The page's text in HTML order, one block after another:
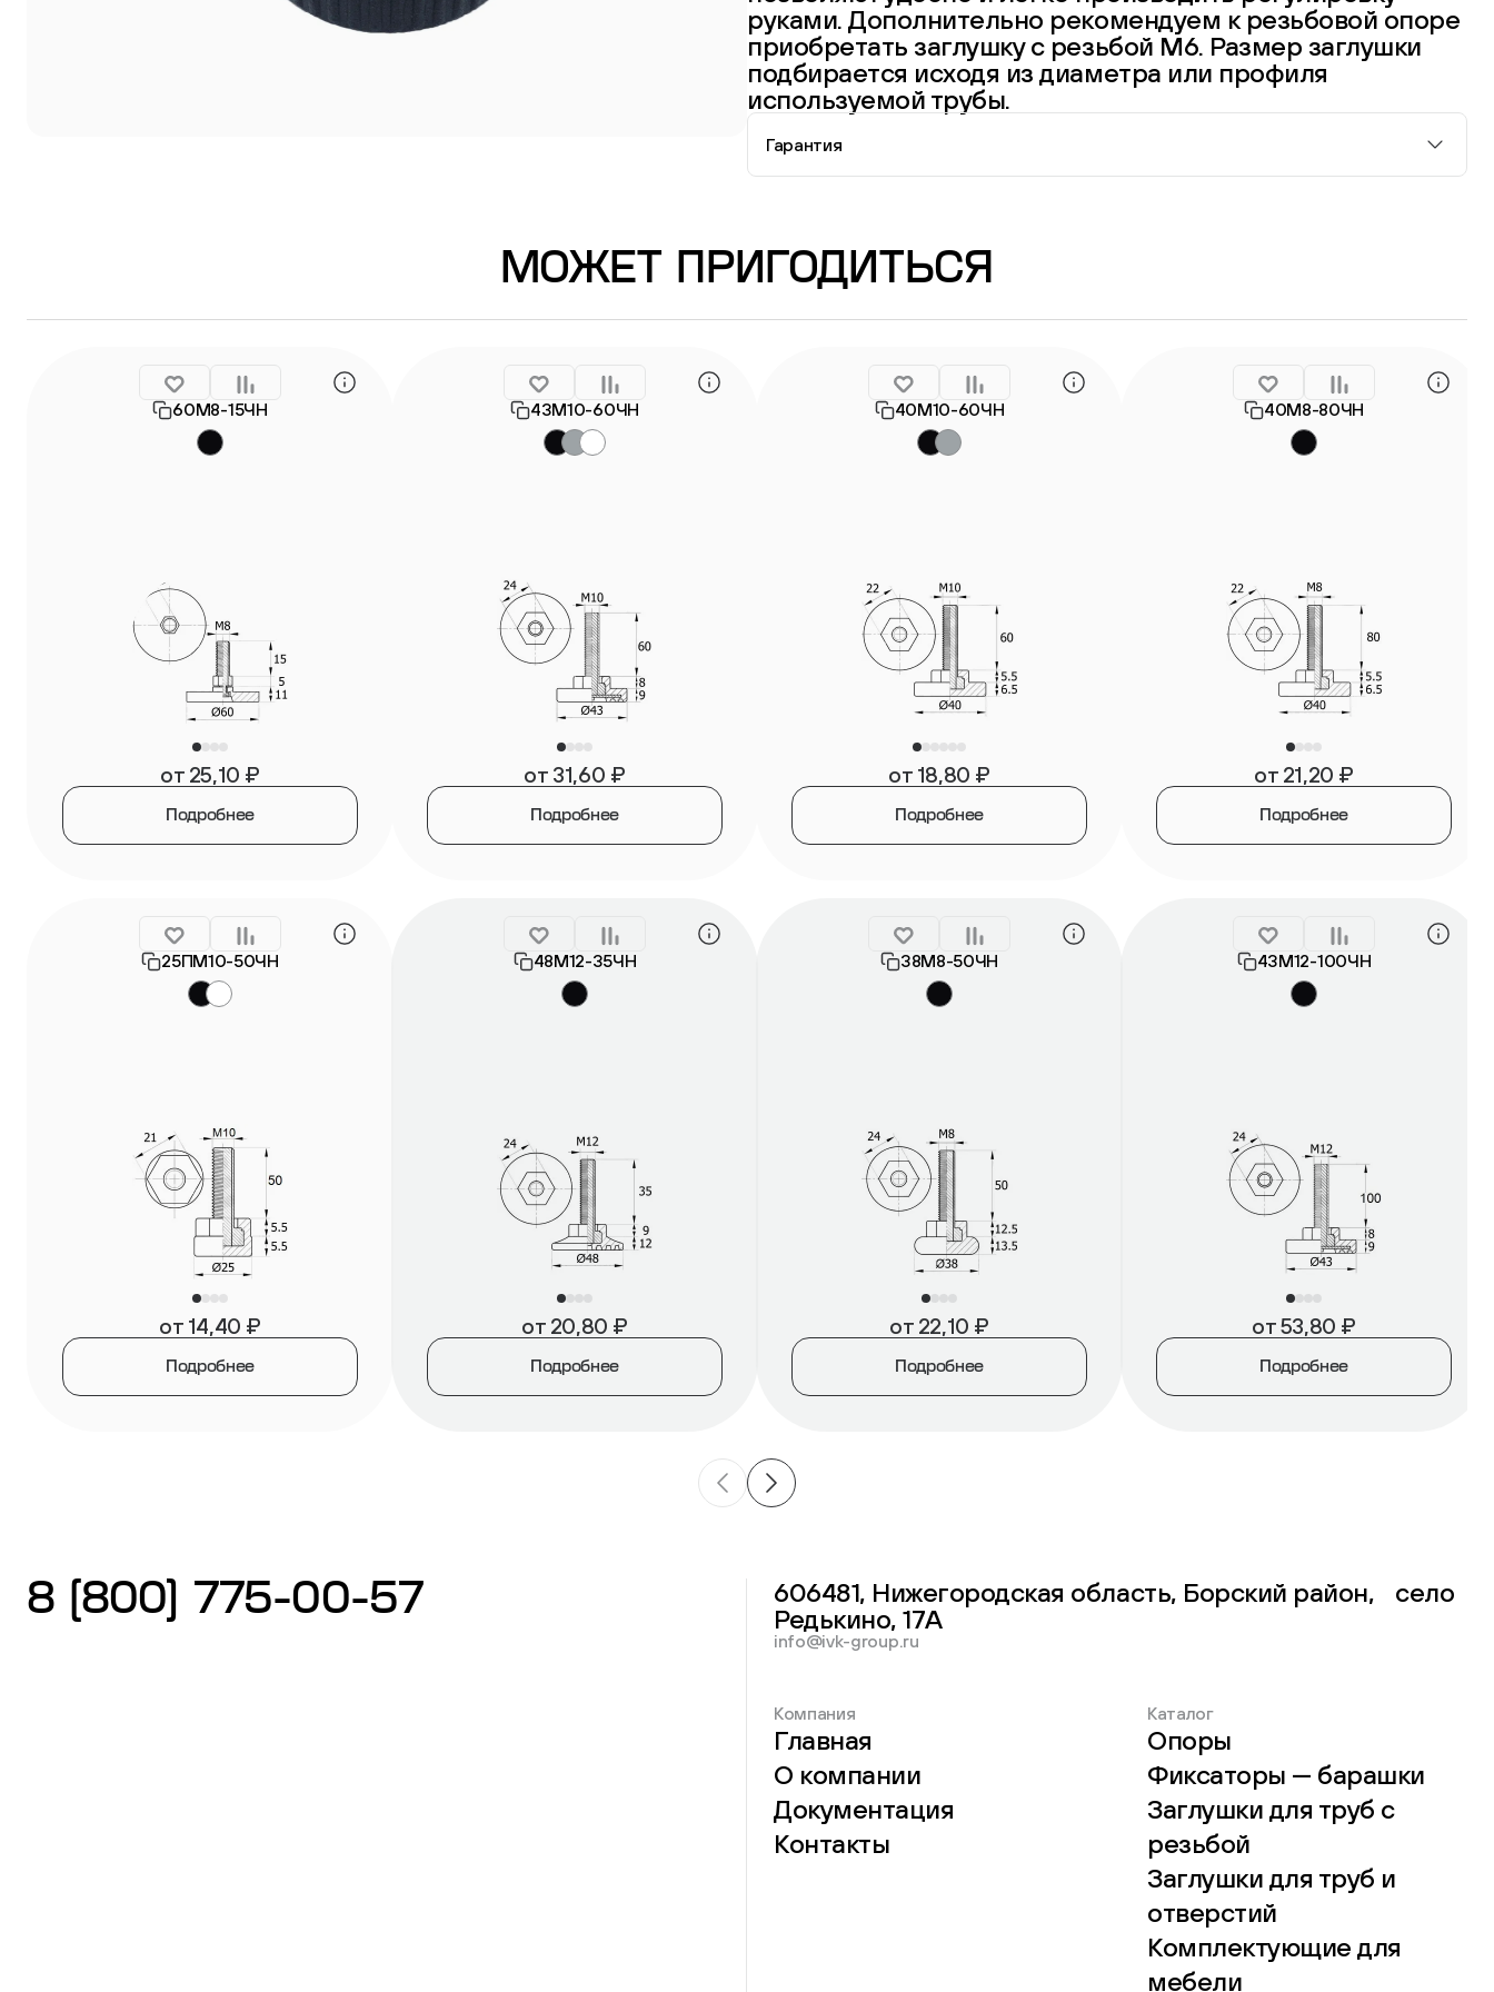
руками. Дополнительно рекомендуем к резьбовой опоре
приобретать заглушку с резьбой М6. Размер заглушки
подбирается исходя из диаметра или профиля
используемой трубы.
Гарантия
МОЖЕТ ПРИГОДИТЬСЯ
60М8-15ЧН
от 25,10 ₽
Подробнее
43М10-60ЧН
от 31,60 ₽
Подробнее
40М10-60ЧН
от 18,80 ₽
Подробнее
40М8-80ЧН
от 21,20 ₽
Подробнее
25ПМ10-50ЧН
от 14,40 ₽
Подробнее
48М12-35ЧН
от 20,80 ₽
Подробнее
38М8-50ЧН
от 22,10 ₽
Подробнее
43М12-100ЧН
от53,80 ₽
Подробнее
8 (800) 775-00-57
606481, Нижегородская область, Борский район, село
Редькино, 17А
info@ivk-group.ru
Компания
Главная
О компании
Документация
Контакты
Каталог
Опоры
Фиксаторы — барашки
Заглушки для труб с
резьбой
Заглушки для труб и
отверстий
Комплектующие для
мебели